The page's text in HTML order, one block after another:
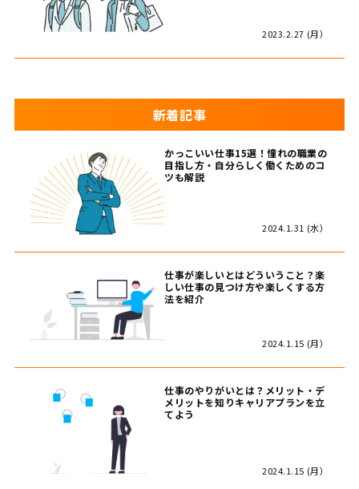
2023.2.27 (月）
新着記事
かっこいい仕事15選！憧れの職業の
目指し方・自分らしく働くためのコ
ツも解説
2024.1.31 (水）
仕事が楽しいとはどういうこと？楽
しい仕事の見つけ方や楽しくする方
法を紹介
2024.1.15 (月）
仕事のやりがいとは？メリット・デ
メリットを知りキャリアプランを立
てよう
2024.1.15 (月）